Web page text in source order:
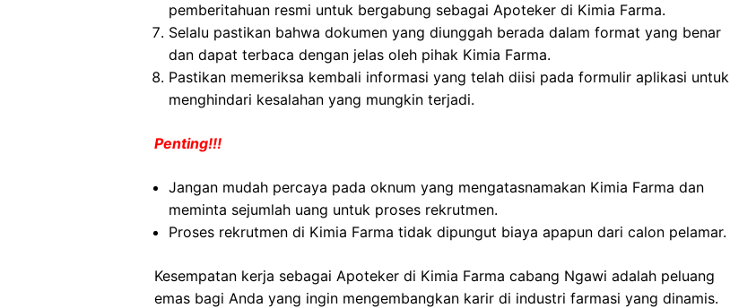
pemberitahuan resmi untuk bergabung sebagai Apoteker di Kimia Farma.
Selalu pastikan bahwa dokumen yang diunggah berada dalam format yang benar
dan dapat terbaca dengan jelas oleh pihak Kimia Farma.
Pastikan memeriksa kembali informasi yang telah diisi pada formulir aplikasi untuk
menghindari kesalahan yang mungkin terjadi.
Penting!!!
Jangan mudah percaya pada oknum yang mengatasnamakan Kimia Farma dan
meminta sejumlah uang untuk proses rekrutmen.
Proses rekrutmen di Kimia Farma tidak dipungut biaya apapun dari calon pelamar.
Kesempatan kerja sebagai Apoteker di Kimia Farma cabang Ngawi adalah peluang
emas bagi Anda yang ingin mengembangkan karir di industri farmasi yang dinamis.